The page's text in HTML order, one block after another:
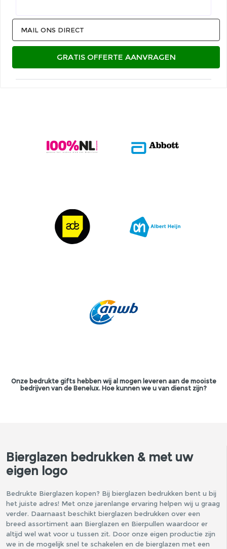
MAIL ONS DIRECT
GRATIS OFFERTE AANVRAGEN
Onze bedrukte gifts hebben wij al mogen leveren aan de mooiste
bedrijven van de Benelux. Hoe kunnen we u van dienst zijn?
Bierglazen bedrukken & met uw
eigen logo
Bedrukte Bierglazen kopen? Bij bierglazen bedrukken bent u bij
het juiste adres! Met onze jarenlange ervaring helpen wij u graag
verder. Daarnaast beschikt bierglazen bedrukken over een
breed assortiment aan Bierglazen en Bierpullen waardoor er
altijd wel wat voor u tussen zit. Door onze eigen productie zijn
we in de mogelijk snel te schakelen en de bierglazen met een